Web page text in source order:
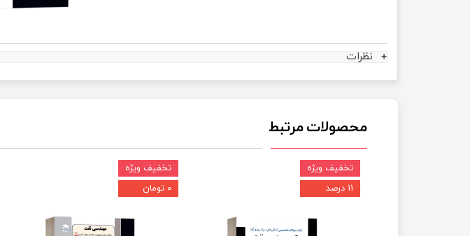
نظرات
محصولات مرتبط
تخفیف ویژه
۰ تومان
تخفیف ویژه
۱۱ درصد